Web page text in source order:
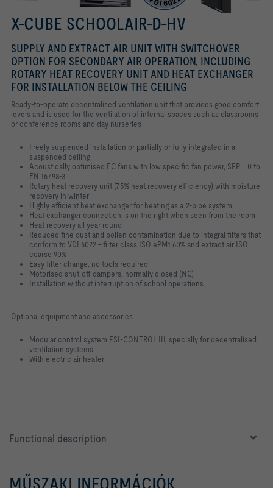
X-CUBE SCHOOLAIR-D-HV
SUPPLY AND EXTRACT AIR UNIT WITH SWITCHOVER
OPTION FOR SECONDARY AIR OPERATION, INCLUDING
ROTARY HEAT RECOVERY UNIT AND HEAT EXCHANGER
FOR INSTALLATION BELOW THE CEILING
Ready-to-operate decentralised ventilation unit that provides good comfort
levels and is used for the ventilation of internal spaces such as classrooms
or conference rooms and day nurseries
Freely suspended installation or partially or fully integrated in a
suspended ceiling
Acoustically optimised EC fans with low specific fan power, SFP = 0 to
EN 16798-3
Rotary heat recovery unit (75% heat recovery efficiency) with moisture
recovery in winter
Highly efficient heat exchanger for heating as a 2-pipe system
Heat exchanger connection is on the right when seen from the room
Heat recovery all year round
Reduced fine dust and pollen contamination due to integral filters that
conform to VDI 6022 – filter class ISO ePM1 60% and extract air ISO
coarse 90%
Easy filter change, no tools required
Motorised shut-off dampers, normally closed (NC)
Installation without interruption of school operations
Optional equipment and accessories
Modular control system FSL-CONTROL III, specially for decentralised
ventilation systems
With electric air heater
Functional description
MŰSZAKI INFORMÁCIÓK